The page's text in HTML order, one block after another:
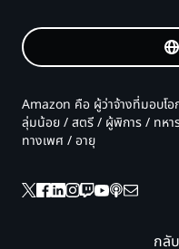
กลั
Amazon คือ ผู้ว่าจ้างที่มอบโอ
ลุ่มน้อย / สตรี / ผู้พิการ / ทห
ทางเพศ / อายุ